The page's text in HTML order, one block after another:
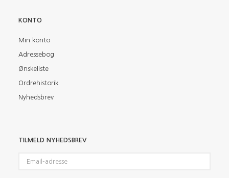
KONTO
Min konto
Adressebog
Ønskeliste
Ordrehistorik
Nyhedsbrev
TILMELD NYHEDSBREV
adresse